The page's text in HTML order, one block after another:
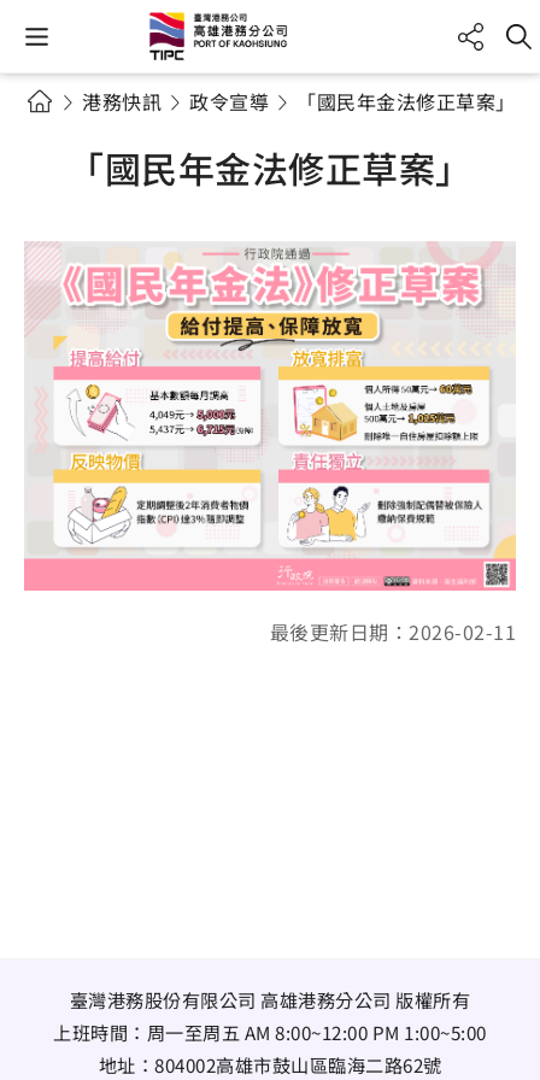
港務快訊 政令宣導 「國民年金法修正草案」
「國民年金法修正草案」
最後更新日期：2026-02-11
臺灣港務股份有限公司 高雄港務分公司 版權所有
上班時間：周一至周五 AM 8:00~12:00 PM 1:00~5:00
地址： 804002高雄市鼓山區臨海二路62號